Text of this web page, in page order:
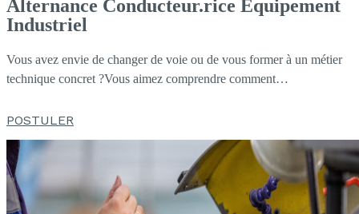
Alternance Conducteur.rice Equipement
Industriel
Vous avez envie de changer de voie ou de vous former à un métier
technique concret ?Vous aimez comprendre comment…
POSTULER